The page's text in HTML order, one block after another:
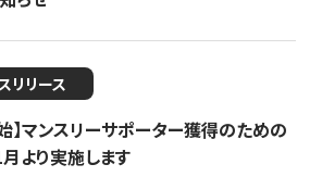
リリース
】マンスリーサポーター獲得のための
より実施します